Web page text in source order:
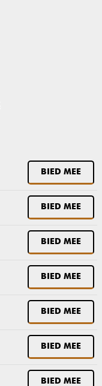
BIED MEE
BIED MEE
BIED MEE
BIED MEE
BIED MEE
BIED MEE
BIED MEE